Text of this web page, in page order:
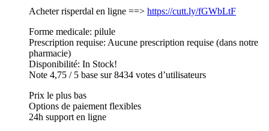
Acheter risperdal en ligne ==> https://cutt.ly/fGWbLtF
Forme medicale: pilule
Prescription requise: Aucune prescription requise (dans notre
pharmacie)
Disponibilité: In Stock!
Note 4,75 / 5 base sur 8434 votes d’utilisateurs
Prix le plus bas
Options de paiement flexibles
24h support en ligne